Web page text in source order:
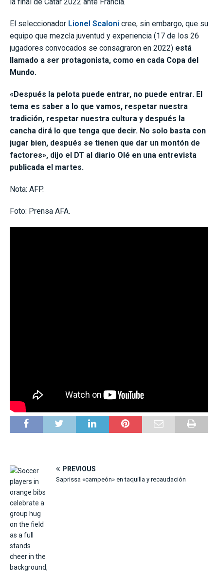
El seleccionador Lionel Scaloni cree, sin embargo, que su
equipo que mezcla juventud y experiencia (17 de los 26
jugadores convocados se consagraron en 2022) está
llamado a ser protagonista, como en cada Copa del
Mundo.
«Después la pelota puede entrar, no puede entrar. El
tema es saber a lo que vamos, respetar nuestra
tradición, respetar nuestra cultura y después la
cancha dirá lo que tenga que decir. No solo basta con
jugar bien, después se tienen que dar un montón de
factores», dijo el DT al diario Olé en una entrevista
publicada el martes.
Nota: AFP.
Foto: Prensa AFA.
PREVIOUS
Saprissa «campeón» en taquilla y recaudación